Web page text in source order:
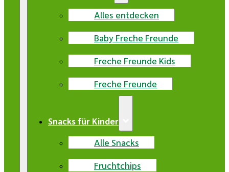
Alles entdecken
Baby Freche Freunde
Freche Freunde Kids
Freche Freunde
Snacks für Kinder
Alle Snacks
Fruchtchips